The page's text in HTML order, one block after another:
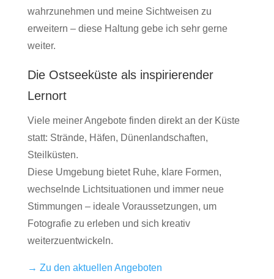
wahrzunehmen und meine Sichtweisen zu
erweitern – diese Haltung gebe ich sehr gerne
weiter.
Die Ostseeküste als inspirierender
Lernort
Viele meiner Angebote finden direkt an der Küste
statt: Strände, Häfen, Dünenlandschaften,
Steilküsten.
Diese Umgebung bietet Ruhe, klare Formen,
wechselnde Lichtsituationen und immer neue
Stimmungen – ideale Voraussetzungen, um
Fotografie zu erleben und sich kreativ
weiterzuentwickeln.
→ Zu den aktuellen Angeboten